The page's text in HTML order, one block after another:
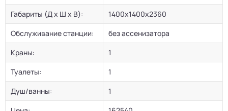
Габариты (Д х Ш х В):
1400х1400х2360
Обслуживание станции:
без ассенизатора
Краны:
1
Туалеты:
1
Душ/ванны:
1